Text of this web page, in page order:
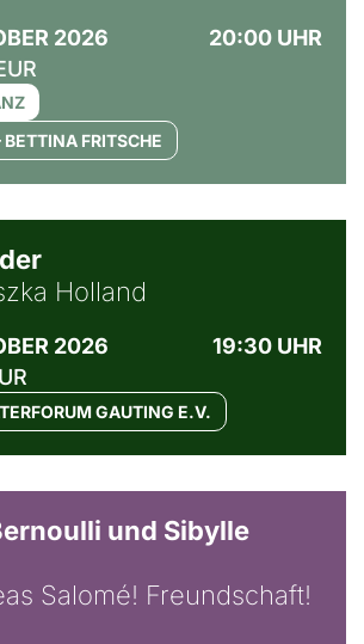
2026
20:00 UHR
FRITSCHE
Holland
2026
19:30 UHR
GAUTING E.V.
und Sibylle
Salomé! Freundschaft!